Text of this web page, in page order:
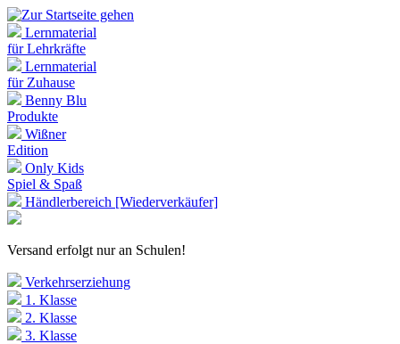
Lernmaterial
für Lehrkräfte
Lernmaterial
für Zuhause
Benny Blu
Produkte
Wißner
Edition
Only Kids
Spiel & Spaß
Händlerbereich [Wiederverkäufer]
Versand erfolgt nur an Schulen!
Verkehrserziehung
1. Klasse
2. Klasse
3. Klasse